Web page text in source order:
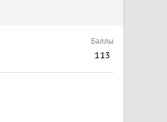
Баллы
113